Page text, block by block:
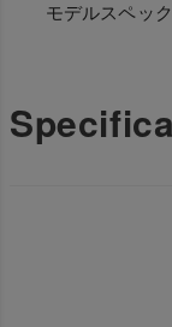
モデルスペッ